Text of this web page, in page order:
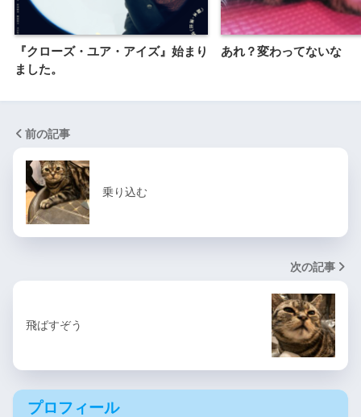
『クローズ・ユア・アイズ』始まり
ました。
あれ？変わってないな
前の記事
乗り込む
次の記事
飛ばすぞう
プロフィール